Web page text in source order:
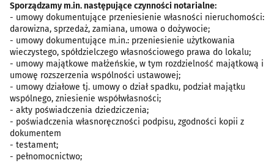
Sporządzamy m.in. następujące czynności notarialne:
- umowy dokumentujące przeniesienie własności nieruchomości:
darowizna, sprzedaż, zamiana, umowa o dożywocie;
- umowy dokumentujące m.in.: przeniesienie użytkowania
wieczystego, spółdzielczego własnościowego prawa do lokalu;
- umowy majątkowe małżeńskie, w tym rozdzielność majątkową i
umowę rozszerzenia wspólności ustawowej;
- umowy działowe tj. umowy o dział spadku, podział majątku
wspólnego, zniesienie współwłasności;
- akty poświadczenia dziedziczenia;
- poświadczenia własnoręczności podpisu, zgodności kopii z
dokumentem
- testament;
- pełnomocnictwo;